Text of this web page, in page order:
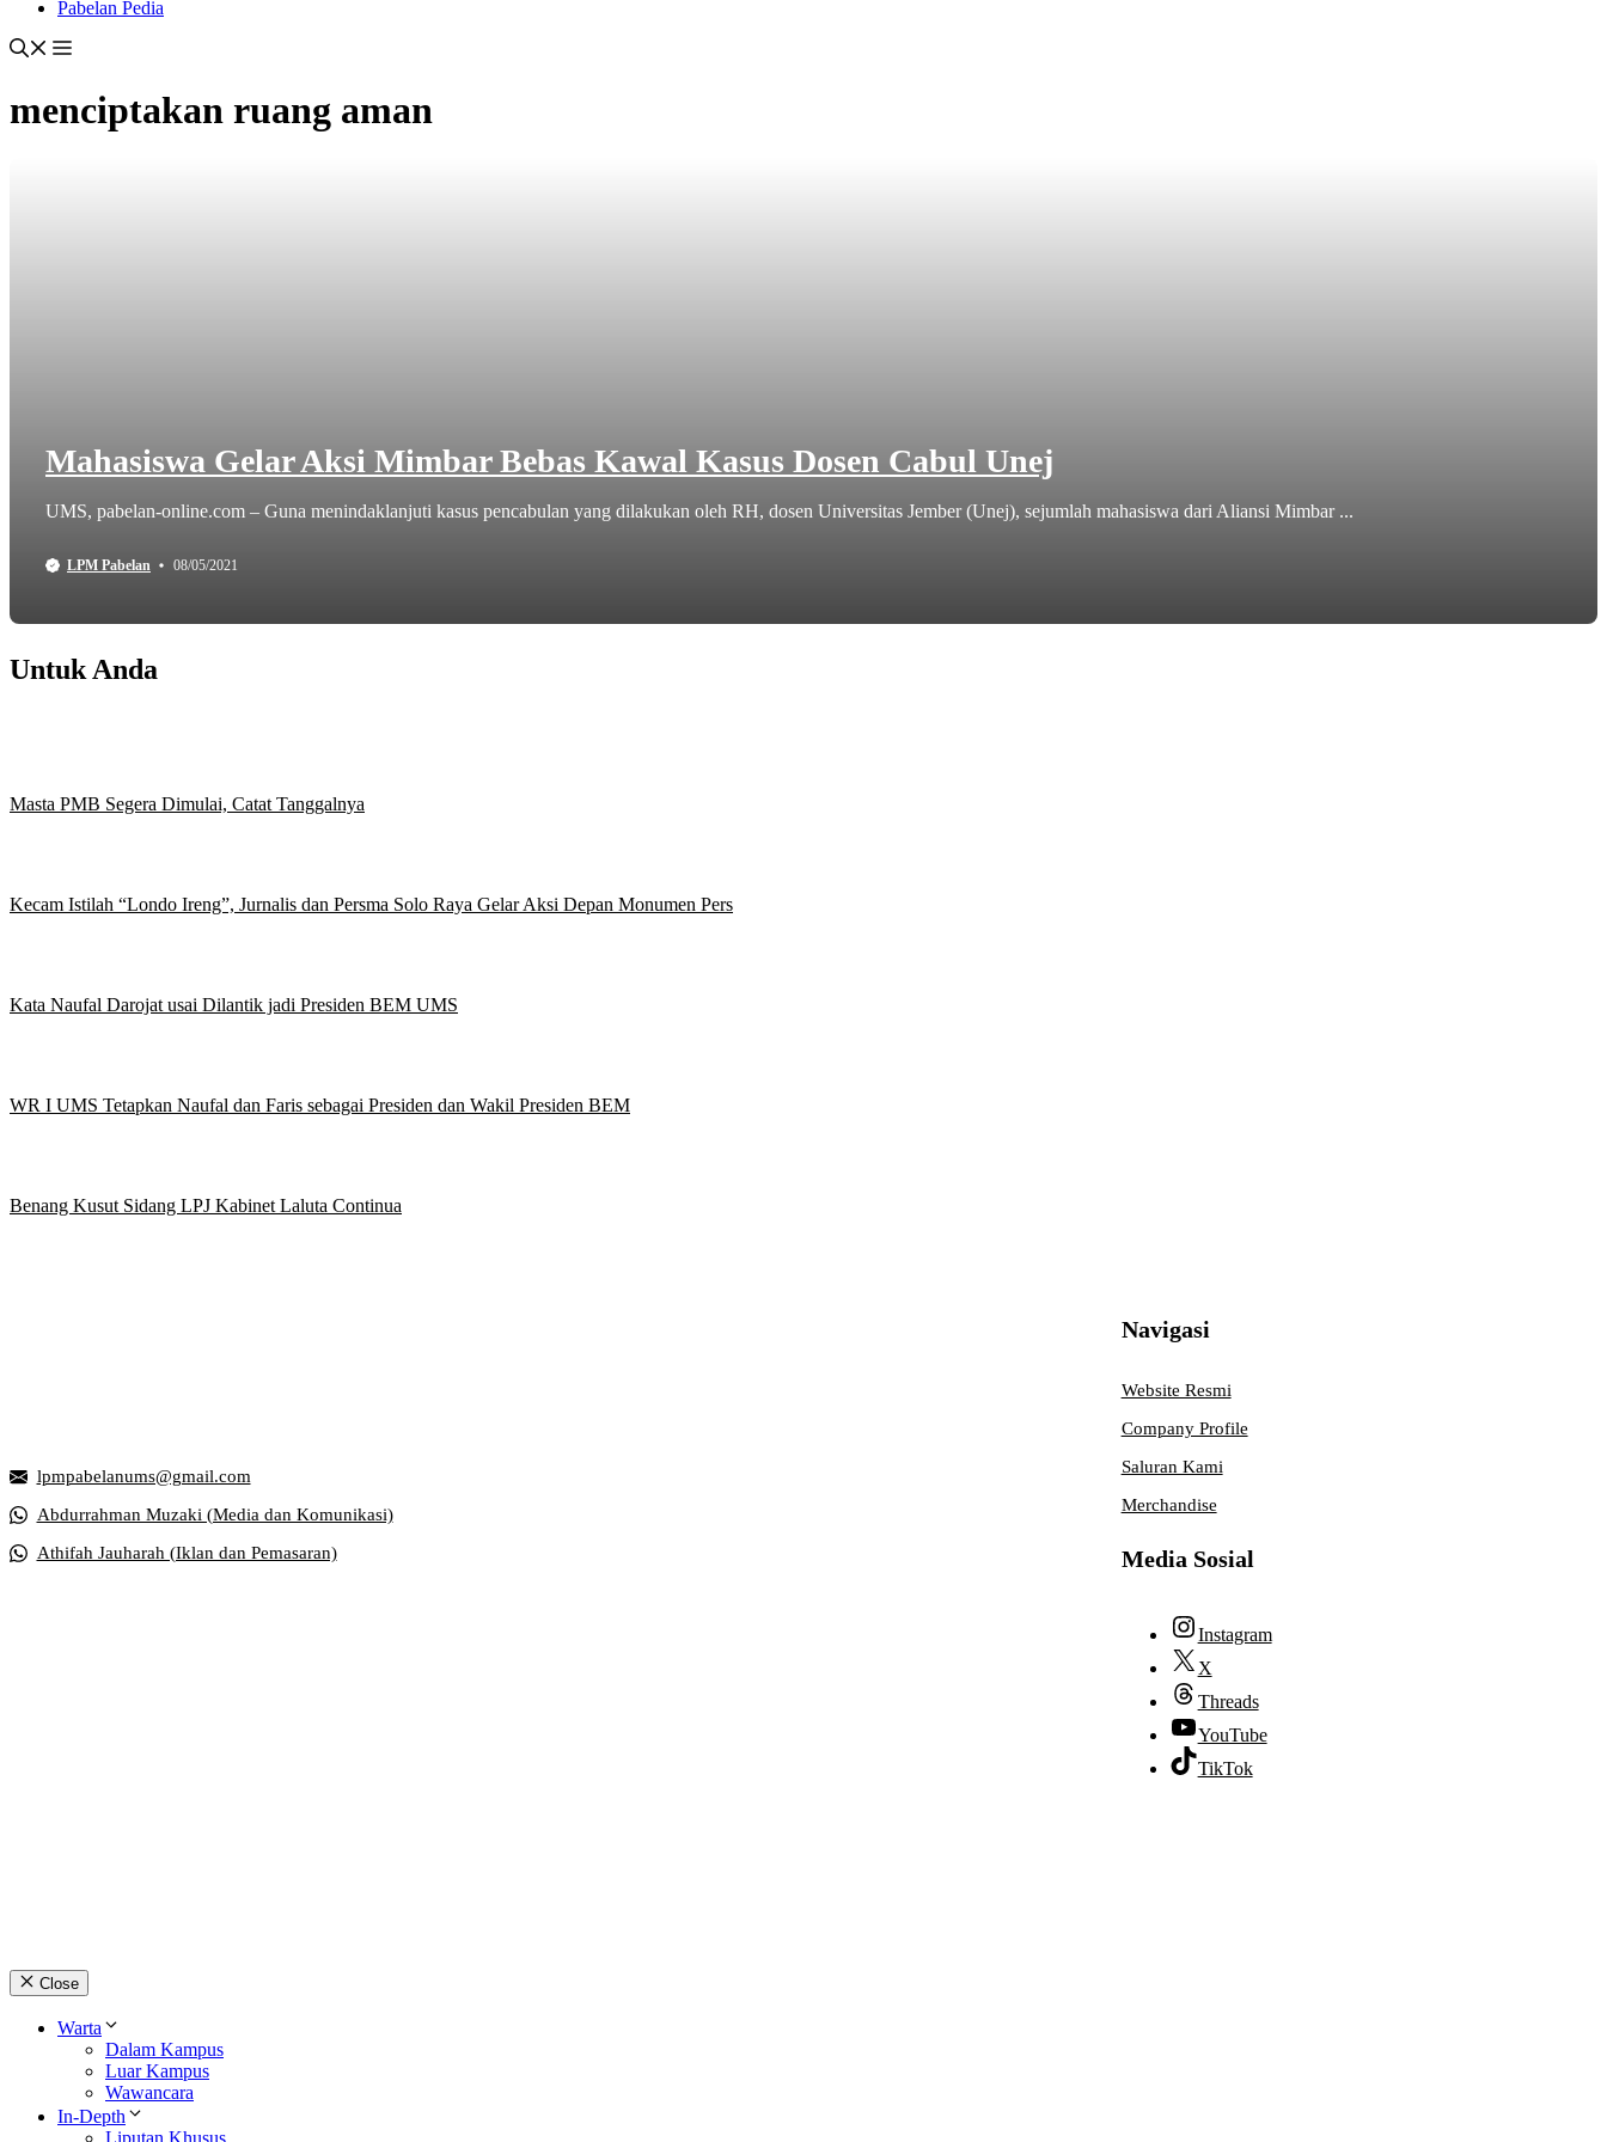
Pabelan Pedia
menciptakan ruang aman
Mahasiswa Gelar Aksi Mimbar Bebas Kawal Kasus Dosen Cabul Unej
UMS, pabelan-online.com – Guna menindaklanjuti kasus pencabulan yang dilakukan oleh RH, dosen Universitas Jember (Unej), sejumlah mahasiswa dari Aliansi Mimbar ...
LPM Pabelan 08/05/2021
Untuk Anda
Masta PMB Segera Dimulai, Catat Tanggalnya
Kecam Istilah “Londo Ireng”, Jurnalis dan Persma Solo Raya Gelar Aksi Depan Monumen Pers
Kata Naufal Darojat usai Dilantik jadi Presiden BEM UMS
WR I UMS Tetapkan Naufal dan Faris sebagai Presiden dan Wakil Presiden BEM
Benang Kusut Sidang LPJ Kabinet Laluta Continua
lpmpabelanums@gmail.com
Abdurrahman Muzaki (Media dan Komunikasi)
Athifah Jauharah (Iklan dan Pemasaran)
Navigasi
Website Resmi
Company Profile
Saluran Kami
Merchandise
Media Sosial
Instagram
X
Threads
YouTube
TikTok
Close
Warta
Dalam Kampus
Luar Kampus
Wawancara
In-Depth